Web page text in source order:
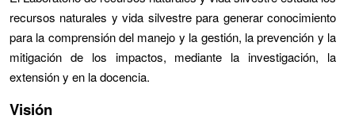
recursos naturales y vida silvestre para generar conocimiento
para la comprensión del manejo y la gestión, la prevención y la
mitigación de los impactos, mediante la investigación, la
extensión y en la docencia.
Visión